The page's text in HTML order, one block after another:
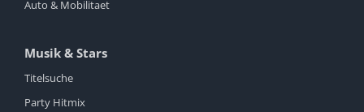
Auto & Mobilitaet
Musik & Stars
Titelsuche
Party Hitmix